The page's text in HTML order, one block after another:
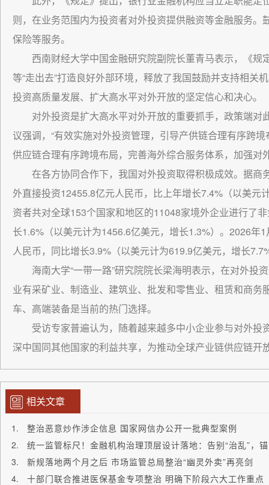
则，在业务范围内为投资者对外投资提供融资等金融服务
保险等服务。
西南财经大学中国金融研究院副院长董青马表示，《规
等“走出去”打造良好外部环境，释放了我国鼓励并支持相关
投资高质量发展、扩大高水平对外开放的坚定信心和决心。
对外投资是扩大高水平对外开放的重要抓手，政策端
议强调，“有效实施对外投资管理，引导产供链合理有序跨
供应链合理有序跨境布局，完善海外综合服务体系，加强对
在各方协同合作下，我国对外投资取得积极成效。据
外直接投资12455.8亿元人民币，比上年增长7.4%（以美
资者共对全球153个国家和地区的11048家境外企业进行了
长1.6%（以美元计为1456.6亿美元，增长1.3%）。2026年
人民币，同比增长3.9%（以美元计为619.9亿美元，增长
海南大学“一带一路”研究院院长梁海明表示，在对外
业有采矿业、制造业、建筑业、批发和零售业、租赁和商
车、高端装备是当前的热门选择。
受访专家普遍认为，随着越来越多中小企业参与对外
深中国同其他国家的利益共享，为推动全球产业链供应链
相关文章
整治恶意炒作涉企信息 国家网信办公开一批典型案例
统一监管标尺！金融机构治理顶层设计落地：告别“治乱”，
新规落地两个月之后 市场监管总局整治“幽灵外卖”再亮剑
十部门联合推进医保基金专项整治 明确下阶段六大工作重点